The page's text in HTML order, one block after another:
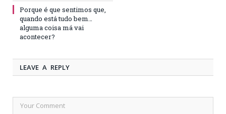
Porque é que sentimos que,
quando está tudo bem…
alguma coisa má vai
acontecer?
LEAVE A REPLY